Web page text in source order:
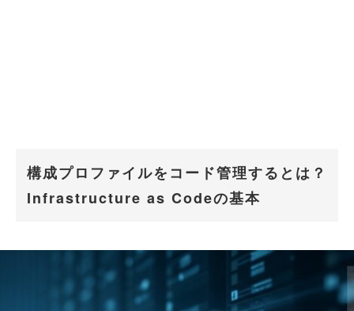
構成プロファイルをコード管理するとは？
Infrastructure as Codeの基本